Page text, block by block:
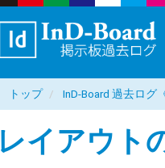
トップ InD-Board 過去ログ
レイアウト